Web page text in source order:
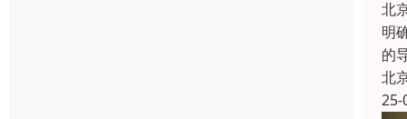
北
明
的
北
25-